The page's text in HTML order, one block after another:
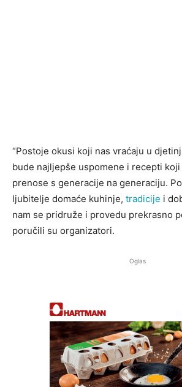
“Postoje okusi koji nas vraćaju u
bude najljepše uspomene i recepti
prenose s generacije na generaciju.
ljubitelje domaće kuhinje, tradicije i
nam se pridruže i provedu prekrasno
poručili su organizatori.
Oglas